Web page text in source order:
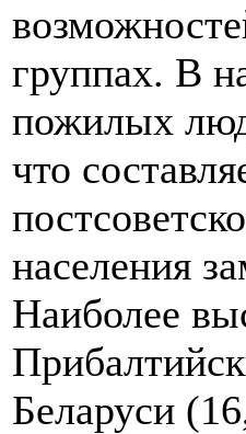
группах. В
пожилых
что
населения
Наиболее
Беларуси